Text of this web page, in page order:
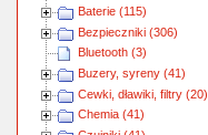
Baterie (115)
Bezpieczniki (306)
Bluetooth (3)
Buzery, syreny (41)
Cewki, dławiki, filtry (20)
Chemia (41)